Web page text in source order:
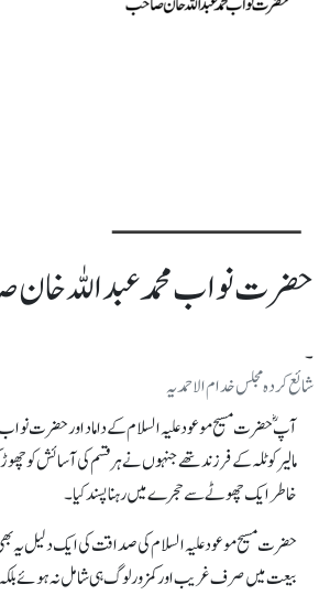
حضرت نواب محمد عبداللہ
۔
شائع کرده مجلس خدام الاحمدیہ
آپ ؓ حضرت مسیح موعودعلیہ السلام کے داماد اور حضرت
مالیر کوٹلہ کے فرزند تھے جنہوں نے ہر قسم کی آسائش کو
خاطر ایک چھوٹے سے حجرے میں رہنا پسند کیا۔
حضرت مسیح موعودعلیہ السلام کی صداقت کی ایک دلیل
بیعت میں صرف غریب اور کمزور لوگ ہی شامل نہ ہوئے بلکہ